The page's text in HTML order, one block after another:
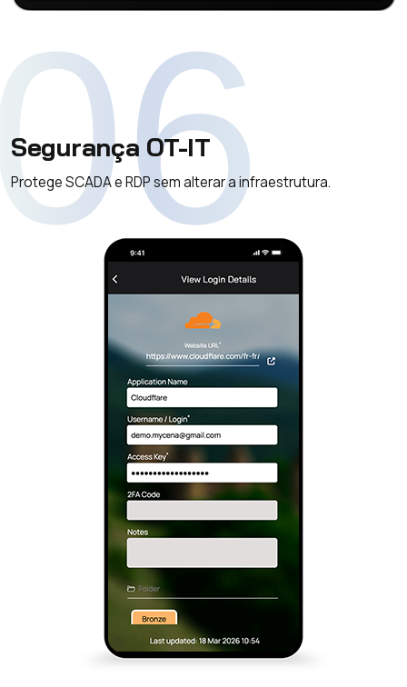
Segurança OT-IT
Protege SCADA e RDP sem alterar a infraestrutura.